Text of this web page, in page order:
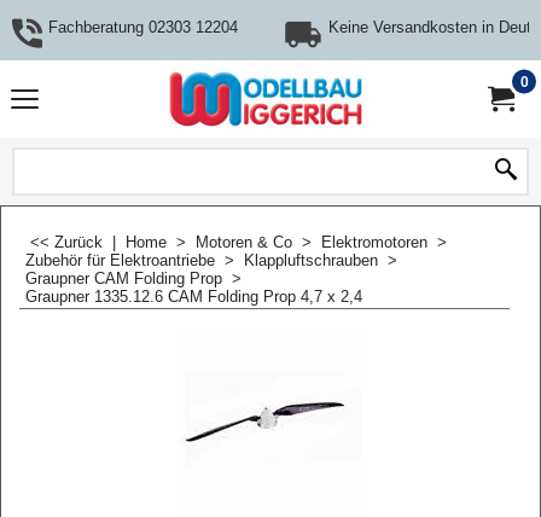
Fachberatung 02303 12204 Keine Versandkosten in
0
<< Zurück Home > Motoren & Co > Elektromotoren >
Zubehör für Elektroantriebe > Klappluftschrauben >
Graupner CAM Folding Prop >
Graupner 1335.12.6 CAM Folding Prop 4,7 x 2,4